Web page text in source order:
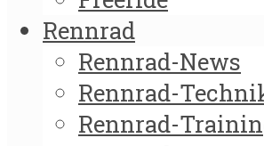
Rennrad
Rennrad-News
Rennrad-
Rennrad-